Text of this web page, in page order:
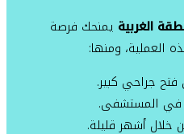
الغربية يمنحك فرصة
العملية، ومنها:
فتح جراحي كبير.
في المستشفى.
خلال أشهر قليلة.